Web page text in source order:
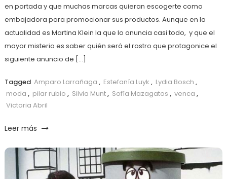
en portada y que muchas marcas quieran escogerte como
embajadora para promocionar sus productos. Aunque en la
actualidad es Martina Klein la que lo anuncia casi todo, y que el
mayor misterio es saber quién será el rostro que protagonice el
siguiente anuncio de […]
Tagged Amparo Larrañaga , Estefanía Luyk , Lydia Bosch ,
moda , pilar rubio , Silvia Munt, Sofía Mazagatos , venca ,
Victoria Abril
Leer más